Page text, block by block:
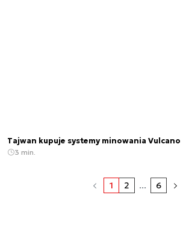
Tajwan kupuje systemy minowania Vulcano
3 min.
1 2 ... 6